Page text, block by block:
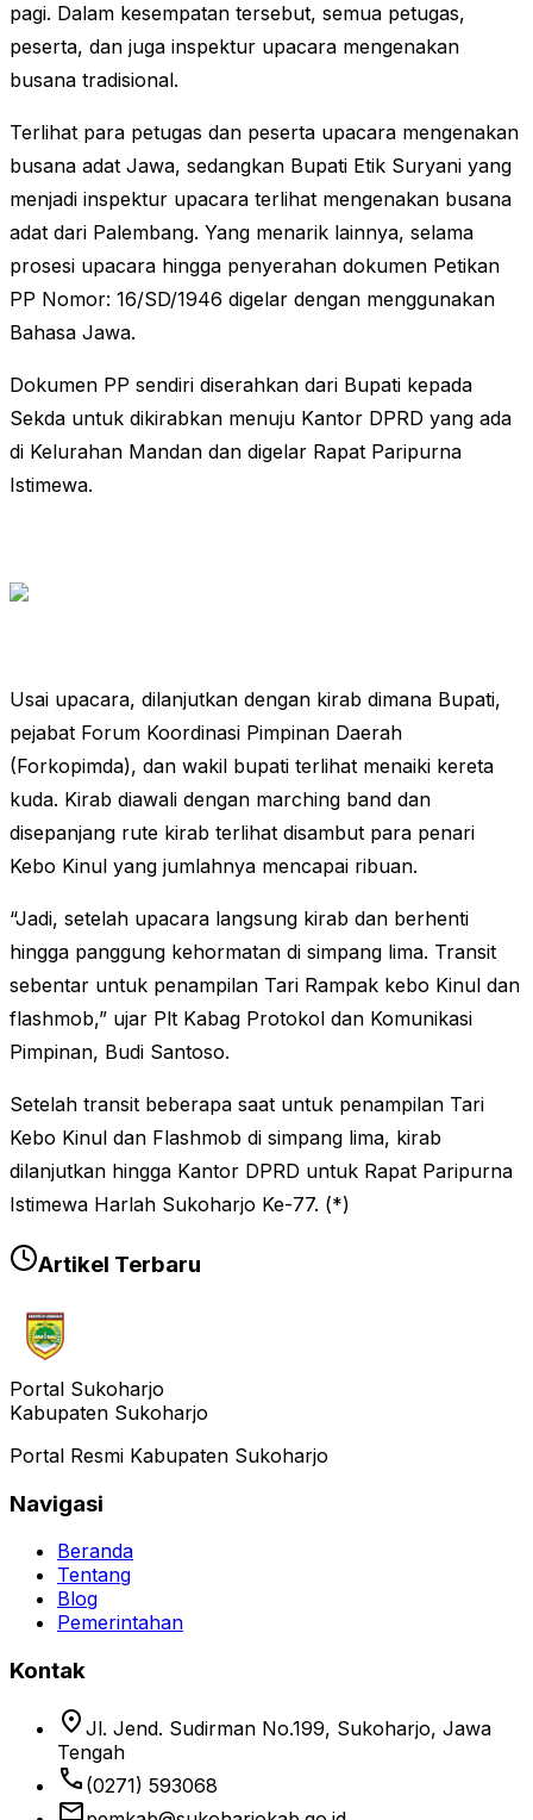
pagi. Dalam kesempatan tersebut, semua petugas,
peserta, dan juga inspektur upacara mengenakan
busana tradisional.
Terlihat para petugas dan peserta upacara mengenakan
busana adat Jawa, sedangkan Bupati Etik Suryani yang
menjadi inspektur upacara terlihat mengenakan busana
adat dari Palembang. Yang menarik lainnya, selama
prosesi upacara hingga penyerahan dokumen Petikan
PP Nomor: 16/SD/1946 digelar dengan menggunakan
Bahasa Jawa.
Dokumen PP sendiri diserahkan dari Bupati kepada
Sekda untuk dikirabkan menuju Kantor DPRD yang ada
di Kelurahan Mandan dan digelar Rapat Paripurna
Istimewa.
Usai upacara, dilanjutkan dengan kirab dimana Bupati,
pejabat Forum Koordinasi Pimpinan Daerah
(Forkopimda), dan wakil bupati terlihat menaiki kereta
kuda. Kirab diawali dengan marching band dan
disepanjang rute kirab terlihat disambut para penari
Kebo Kinul yang jumlahnya mencapai ribuan.
“Jadi, setelah upacara langsung kirab dan berhenti
hingga panggung kehormatan di simpang lima. Transit
sebentar untuk penampilan Tari Rampak kebo Kinul dan
flashmob,” ujar Plt Kabag Protokol dan Komunikasi
Pimpinan, Budi Santoso.
Setelah transit beberapa saat untuk penampilan Tari
Kebo Kinul dan Flashmob di simpang lima, kirab
dilanjutkan hingga Kantor DPRD untuk Rapat Paripurna
Istimewa Harlah Sukoharjo Ke-77. (*)
Artikel Terbaru
Portal Sukoharjo
Kabupaten Sukoharjo
Portal Resmi Kabupaten Sukoharjo
Navigasi
Beranda
Tentang
Blog
Pemerintahan
Kontak
location_on Jl. Jend. Sudirman No.199, Sukoharjo, Jawa
Tengah
phone (0271) 593068
email